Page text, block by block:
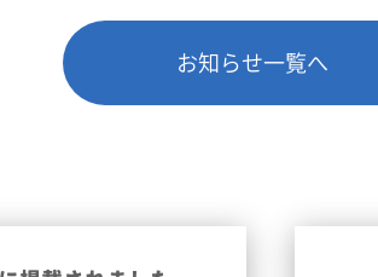
お知らせ一覧へ